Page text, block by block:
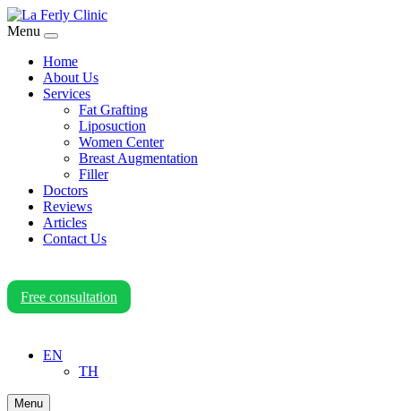
Menu
Home
About Us
Services
Fat Grafting
Liposuction
Women Center
Breast Augmentation
Filler
Doctors
Reviews
Articles
Contact Us
Free consultation
EN
TH
Menu